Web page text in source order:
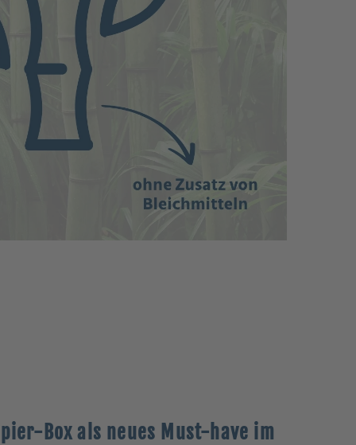
Box als neues Must-have im